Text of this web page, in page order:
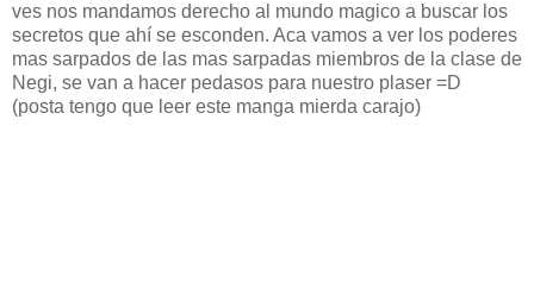
ves nos mandamos derecho al mundo magico a buscar los
secretos que ahí se esconden. Aca vamos a ver los poderes
mas sarpados de las mas sarpadas miembros de la clase de
Negi, se van a hacer pedasos para nuestro plaser =D
(posta tengo que leer este manga mierda carajo)